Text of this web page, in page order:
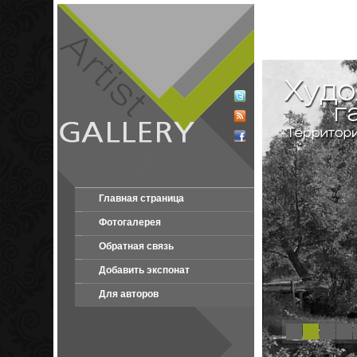
Главная страница
Фотогалерея
Обратная связь
Добавить экспонат
Для авторов